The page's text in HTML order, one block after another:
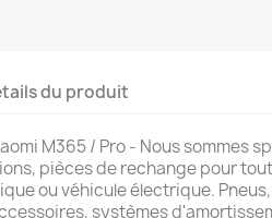
du produit
M365 / Pro - Nous sommes
pièces de rechange pour
ou véhicule électrique.
systèmes